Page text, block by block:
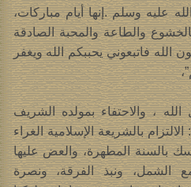
عليه وسلم .إنها أيام مباركات،
والطاعة والمحبة الصادقة
الله فاتبعوني يحببكم الله ويغفر
، والاحتفاء بمولده الشريف
بالشريعة الإسلامية الغراء
بالسنة المطهرة، والعض عليها
الشمل، ونبذ الفرقة، ونصرة